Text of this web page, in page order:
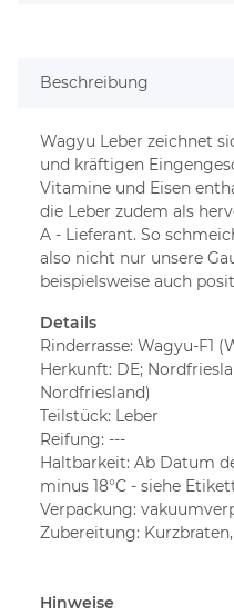
Beschreibung
Wagyu Leber zeichnet
und kräftigen
Vitamine und Eisen
die Leber zudem als
A - Lieferant. So
also nicht nur unsere
beispielsweise auch
Details
Rinderrasse: Wagyu-F1
Herkunft: DE;
Nordfriesland)
Teilstück: Leber
Reifung: ---
Haltbarkeit: Ab Datum
minus 18°C - siehe
Verpackung:
Zubereitung:
Hinweise